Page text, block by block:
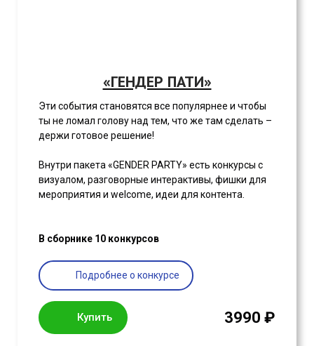
«ГЕНДЕР ПАТИ»
Эти события становятся все популярнее и чтобы
ты не ломал голову над тем, что же там сделать –
держи готовое решение!
Внутри пакета «GENDER PARTY» есть конкурсы с
визуалом, разговорные интерактивы, фишки для
мероприятия и welcome, идеи для контента.
В сборнике 10 конкурсов
Подробнее о конкурсе
Купить 3990 ₽